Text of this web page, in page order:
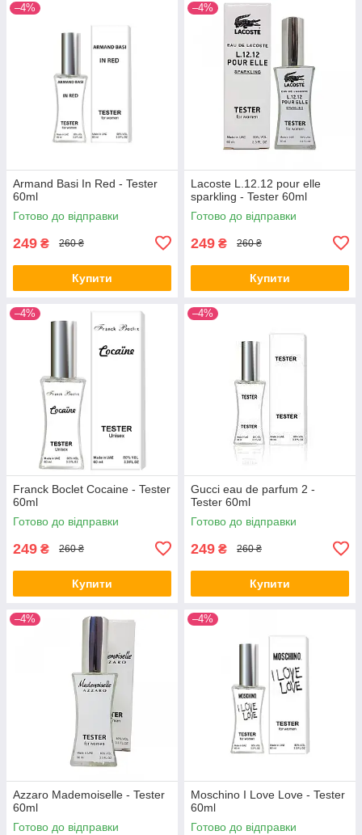
–4%
Armand Basi In Red - Tester
60ml
Готово до відправки
249 ₴ 260 ₴
Купити
–4%
Lacoste L.12.12 pour elle
sparkling - Tester 60ml
Готово до відправки
249 ₴ 260 ₴
Купити
–4%
Franck Boclet Cocaine - Tester
60ml
Готово до відправки
249 ₴ 260 ₴
Купити
–4%
Gucci eau de parfum 2 -
Tester 60ml
Готово до відправки
249 ₴ 260 ₴
Купити
–4%
Azzaro Mademoiselle - Tester
60ml
Готово до відправки
–4%
Moschino I Love Love - Tester
60ml
Готово до відправки